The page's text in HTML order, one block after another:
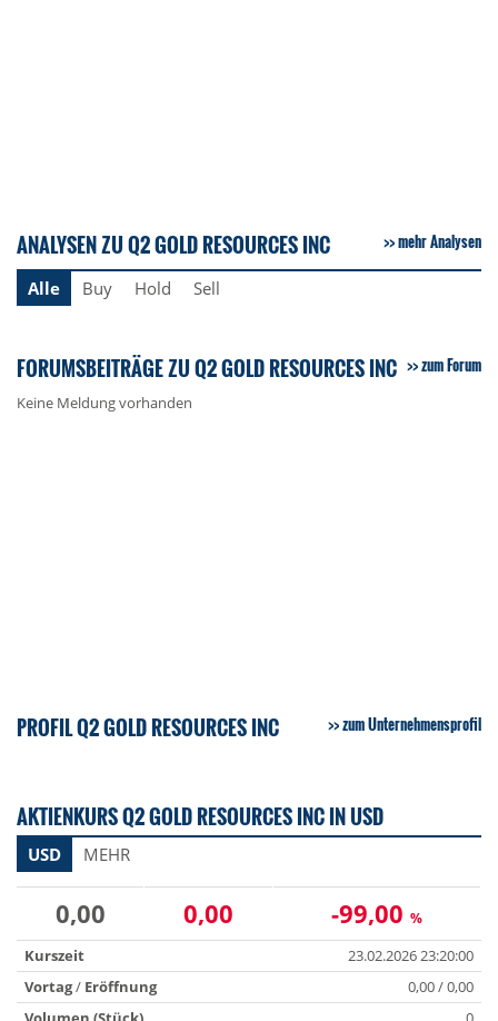
ANALYSEN ZU Q2 GOLD RESOURCES INC mehr Analysen
Alle Buy Hold Sell
FORUMSBEITRÄGE ZU Q2 GOLD RESOURCES INC zum Forum
Keine Meldung vorhanden
PROFIL Q2 GOLD RESOURCES INC zum Unternehmensprofil
AKTIENKURS Q2 GOLD RESOURCES INC IN USD
USD MEHR
0,00 0,00 -99,00 %
Kurszeit
23.02.2026 23:20:00
Vortag/ Eröffnung
0,00 / 0,00